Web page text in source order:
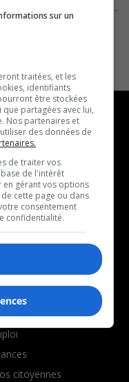
franco
récemment
vivre
être
citoyennes
sur un
traitées, et les
identifiants
être stockées
partagées avec lui,
Nos partenaires et
des données de
de traiter vos
de l'intérêt
en gérant vos options
cette page ou dans
consentement
confidentialité.